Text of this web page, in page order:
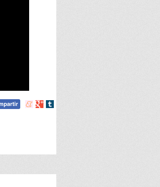
Compartir
Compartir
Compartir